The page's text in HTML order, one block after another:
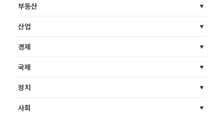
부동산
산업
경제
국제
정치
사회